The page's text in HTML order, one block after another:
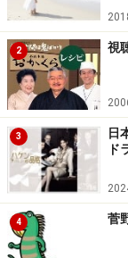
制作担当は『黒
子Ｐ。また松本
とのこと。
次も新連ドラ
日・東映の時代
2 視
3
日
ド
4 菅